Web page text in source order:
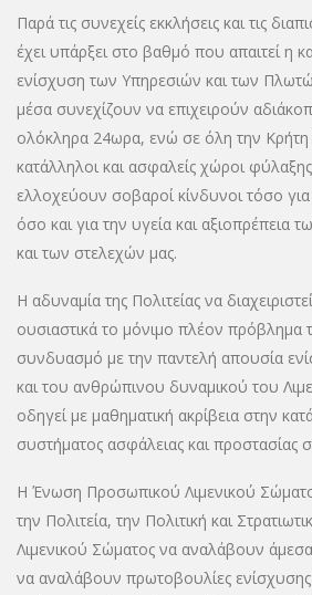
Παρά τις συνεχείς εκκλήσεις και τις
έχει υπάρξει στο βαθμό που απαιτεί η
ενίσχυση των Υπηρεσιών και των
μέσα συνεχίζουν να επιχειρούν
ολόκληρα 24ωρα, ενώ σε όλη την Κρήτη
κατάλληλοι και ασφαλείς χώροι
ελλοχεύουν σοβαροί κίνδυνοι τόσο
όσο και για την υγεία και
και των στελεχών μας.
Η αδυναμία της Πολιτείας να
ουσιαστικά το μόνιμο πλέον πρόβλημα
συνδυασμό με την παντελή απουσία
και του ανθρώπινου δυναμικού του
οδηγεί με μαθηματική ακρίβεια στην
συστήματος ασφάλειας και προστασίας
Η Ένωση Προσωπικού Λιμενικού
την Πολιτεία, την Πολιτική και
Λιμενικού Σώματος να αναλάβουν άμεσα
να αναλάβουν πρωτοβουλίες